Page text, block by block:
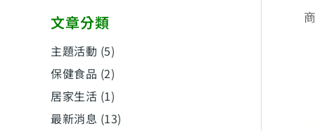
文章分類
主題活動 (5)
保健食品 (2)
居家生活 (1)
最新消息 (13)